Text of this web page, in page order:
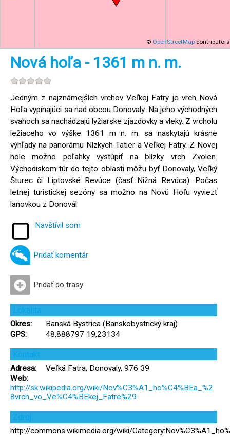
© OpenStreetMap contributors
Nová hoľa - 1361 m n. m.
Jedným z najznámejších vrchov Veľkej Fatry je vrch Nová
Hoľa vypínajúci sa nad obcou Donovaly. Na jeho východných
svahoch sa nachádzajú lyžiarske zjazdovky a vleky. Z vrcholu
ležiaceho vo výške 1361 m n. m. sa naskytajú krásne
výhľady na panorámu Nízkych Tatier a Veľkej Fatry. Z Novej
hole možno poľahky vystúpiť na blízky vrch Zvolen.
Východiskom túr do tejto oblasti môžu byť Donovaly, Veľký
Šturec či Liptovské Revúce (časť Nižná Revúca). Počas
letnej turistickej sezóny sa možno na Novú Hoľu vyviezť
lanovkou z Donovál.
Navštívil som
Pridať komentár
Pridať do trasy
Lokalita
Okres:
Banská Bystrica (Banskobystrický kraj)
GPS:
48,888797 19,23134
Kontakt
Adresa:
Veľká Fatra, Donovaly, 976 39
Web:
http://sk.wikipedia.org/wiki/Nov%C3%A1_ho%C4%BEa_%2
8vrch_vo_Ve%C4%BEkej_Fatre%29
Zdroj
http://commons.wikimedia.org/wiki/